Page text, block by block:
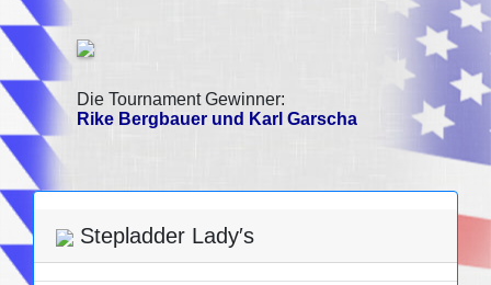
Die Tournament Gewinner:
Rike Bergbauer und Karl Garscha
Stepladder Lady′s